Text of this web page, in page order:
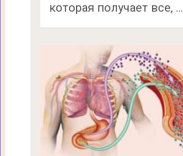
которая получает все, …